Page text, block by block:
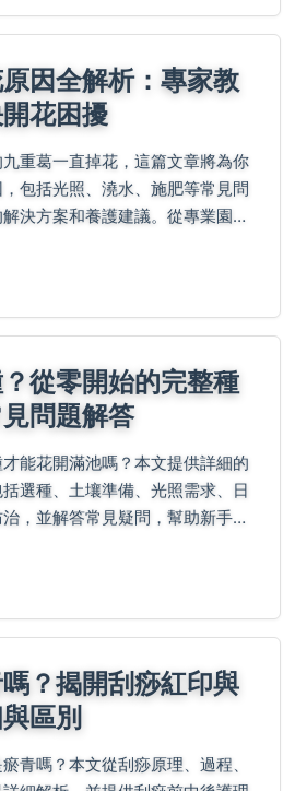
因全解析：專家教
花困擾
重葛一直掉花，這篇文章將為你
包括光照、澆水、施肥等常見問
決方案和養護建議。從專業園藝
從零開始的完整種
問題解答
能花開滿池嗎？本文提供詳細的
選種、土壤準備、光照需求、日
，並解答常見疑問，幫助新手輕
？揭開刮痧紅印與
區別
青嗎？本文從刮痧原理、過程、